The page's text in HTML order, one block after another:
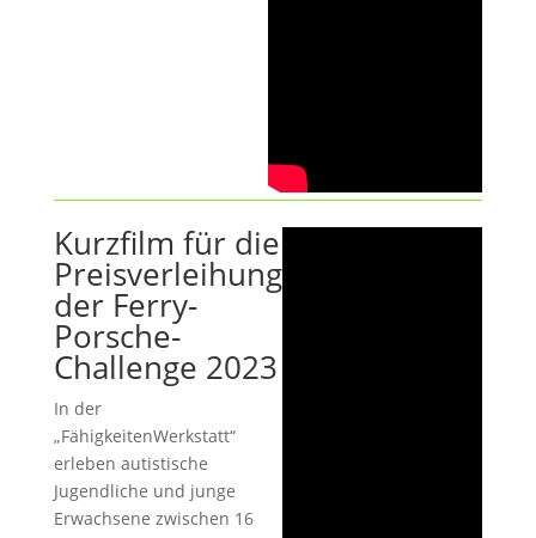
Kurzfilm für die
Preisverleihung
der Ferry-
Porsche-
Challenge 2023
In der
„FähigkeitenWerkstatt“
erleben autistische
Jugendliche und junge
Erwachsene zwischen 16